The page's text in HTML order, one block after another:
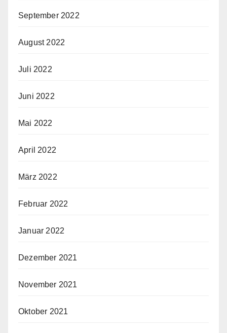
September 2022
August 2022
Juli 2022
Juni 2022
Mai 2022
April 2022
März 2022
Februar 2022
Januar 2022
Dezember 2021
November 2021
Oktober 2021